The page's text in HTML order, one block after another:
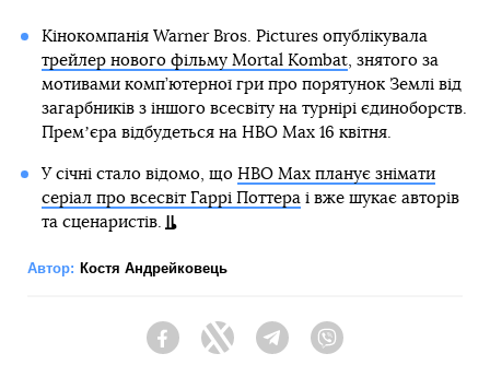
Кінокомпанія Warner Bros. Pictures опублікувала
трейлер нового фільму Mortal Kombat, знятого за
мотивами комп’ютерної гри про порятунок Землі від
загарбників з іншого всесвіту на турнірі єдиноборств.
Премʼєра відбудеться на HBO Max 16 квітня.
У січні стало відомо, що HBO Max планує знімати
серіал про всесвіт Гаррі Поттераі вже шукає авторів
та сценаристів.
Автор: Костя Андрейковець
FacebookTwitter Telegram